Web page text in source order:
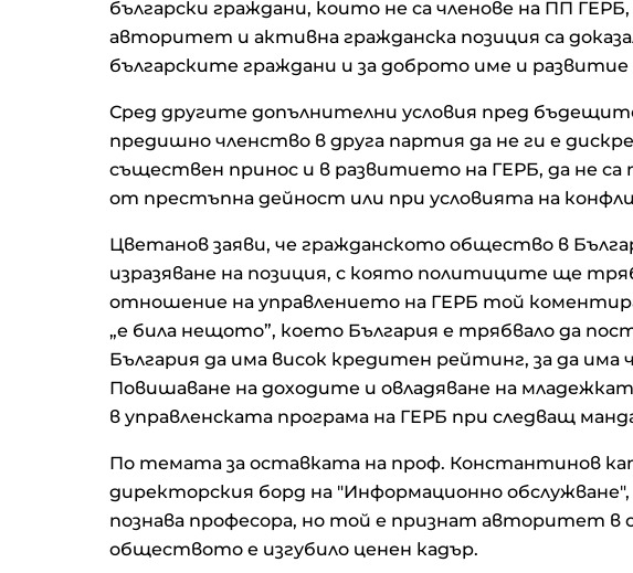
български граждани, които не са членове на ПП
авторитет и активна гражданска позиция са
българските граждани и за доброто име и развитие
Сред другите допълнителни условия пред
предишно членство в друга партия да не ги е
съществен принос и в развитието на ГЕРБ, да не
от престъпна дейност или при условията на
Цветанов заяви, че гражданското общество в
изразяване на позиция, с която политиците ще
отношение на управлението на ГЕРБ той
„е била нещото”, което България е трябвало да
България да има висок кредитен рейтинг, за да
Повишаване на доходите и овладяване на
в управленската програма на ГЕРБ при следващ
По темата за оставката на проф. Константинов
директорския борд на "Информационно
познава професора, но той е признат авторитет в
обществото е изгубило ценен кадър.